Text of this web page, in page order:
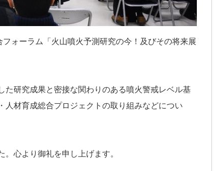
ォーラム「火山噴火予測研究の今！及びその将来展
た研究成果と密接な関わりのある噴火警戒レベル基
人材育成総合プロジェクトの取り組みなどについ
心より御礼を申し上げます。